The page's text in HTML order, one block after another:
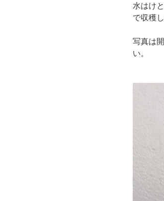
水はけ
で収穫し
写真は
い。